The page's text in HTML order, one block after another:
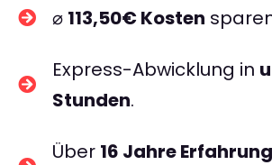
⌀ 113,50€ Kosten
Express-Abwicklung in
Stunden.
Über 16 Jahre Erfahrung